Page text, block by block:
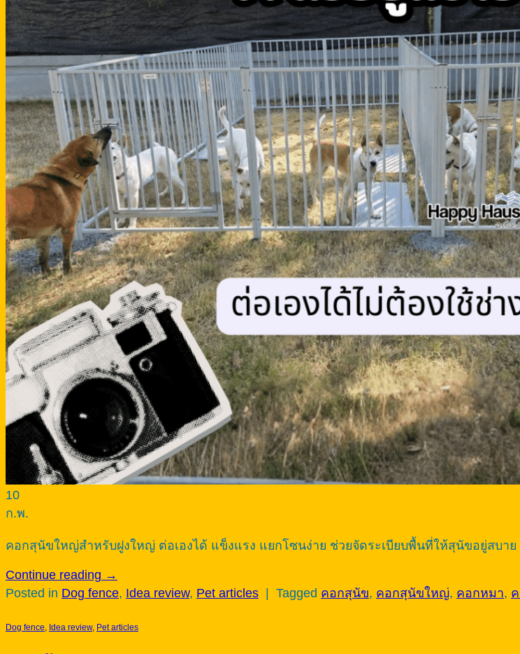
10
ก.พ.
คอกสุนัขใหญ่สำหรับฝูงใหญ่ ต่อเองได้ แข็งแรง แยกโซนง่าย ช่วยจัดระเบียบพื้นที่ให้สุนัขอยู่สบา
Continue reading →
Posted in Dog fence, Idea review, Pet articles Tagged คอกสุนัข, คอกสุนัขใหญ่, คอกหมา,
Dog fence, Idea review, Pet articles